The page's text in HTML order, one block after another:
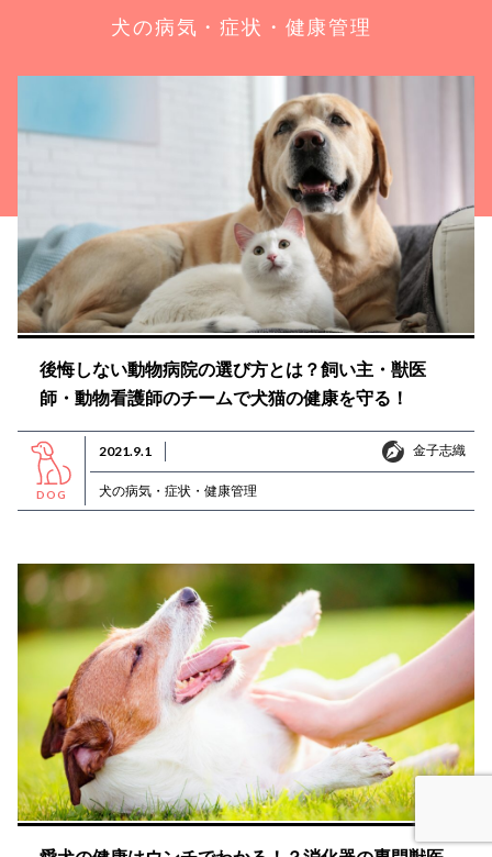
犬の病気・症状・健康管理
後悔しない動物病院の選び方とは？飼い主・獣医
師・動物看護師のチームで犬猫の健康を守る！
DOG
2021.9.1 金子志織
金子志織
犬の病気・症状・健康管理